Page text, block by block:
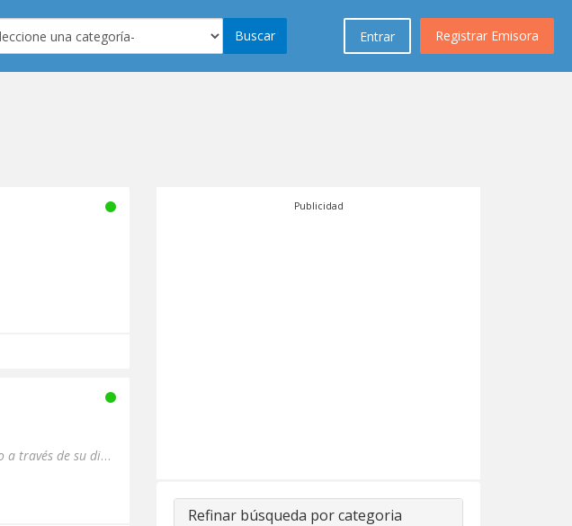
Registrar Emisora
Entrar
Buscar
Emisora que difunde desde Cochabamba para Bolivia y el mundo tanto a través de su dial de frecuencia modulada como e...
Publicidad
Refinar búsqueda por categoria